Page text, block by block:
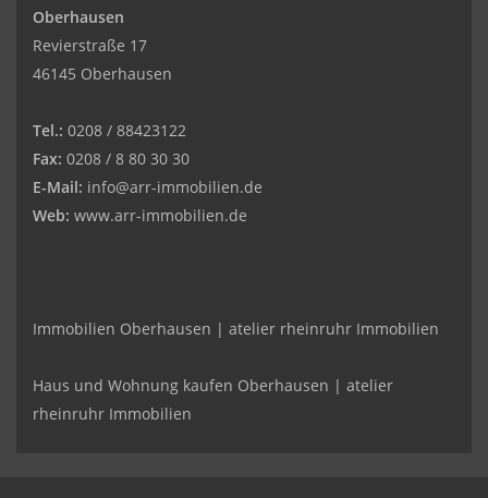
Oberhausen
Revierstraße 17
46145 Oberhausen
Tel.: 0208 / 88423122
Fax: 0208 / 8 80 30 30
E-Mail: info@arr-immobilien.de
Web: www.arr-immobilien.de
Immobilien Oberhausen | atelier rheinruhr Immobilien
Haus und Wohnung kaufen Oberhausen | atelier
rheinruhr Immobilien